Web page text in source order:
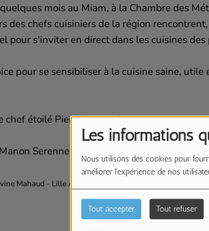
Les informations
Nous utilisons des cookies pour
améliorer l'expérience de nos
Tout accepter Tout refuser
mois au Miam, à la Chambre des
des chefs cuisiniers de la région
pour s'inviter en direct dans les cuisines des
pour se sensibiliser à la cuisine saine,
chef étoilé Pierre Legrand.
Serenne pour RPL Radio
Mahaud - Lille Actu